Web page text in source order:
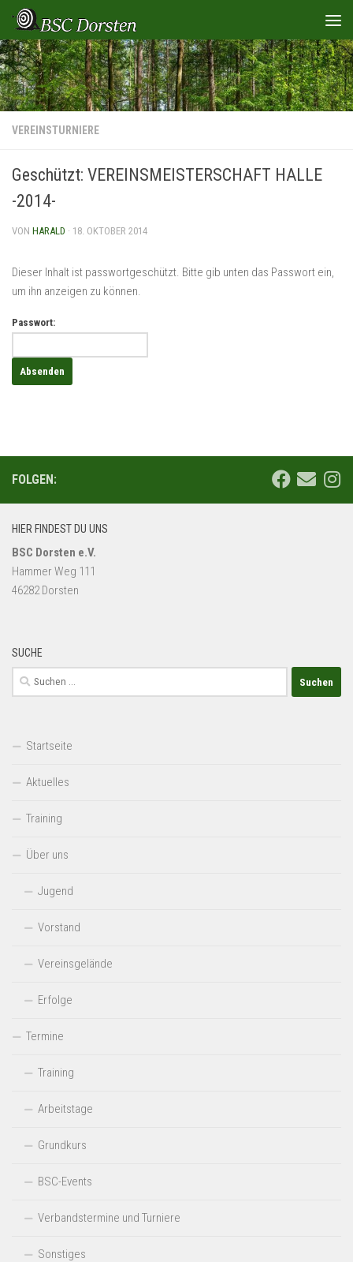
Zum Inhalt springen
VEREINSTURNIERE
Geschützt: VEREINSMEISTERSCHAFT HALLE
-2014-
VON HARALD · 18. OKTOBER 2014
Dieser Inhalt ist passwortgeschützt. Bitte gib unten das Passwort ein,
um ihn anzeigen zu können.
Passwort:
FOLGEN:
HIER FINDEST DU UNS
BSC Dorsten e.V.
Hammer Weg 111
46282 Dorsten
SUCHE
Suchen
nach:
Startseite
Aktuelles
Training
Über uns
Jugend
Vorstand
Vereinsgelände
Erfolge
Termine
Training
Arbeitstage
Grundkurs
BSC-Events
Verbandstermine und Turniere
Sonstiges